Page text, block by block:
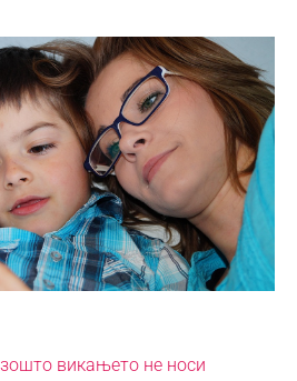
викањето не носи